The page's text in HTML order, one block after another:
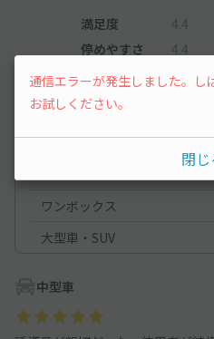
満足度 4.4
停めやすさ
4.4
車種ごとの利用実績
軽自動車
コンパクトカー
ワンボックス
大型車・SUV
中型車
通信エラーが発生しました。
お試しください。
閉じ